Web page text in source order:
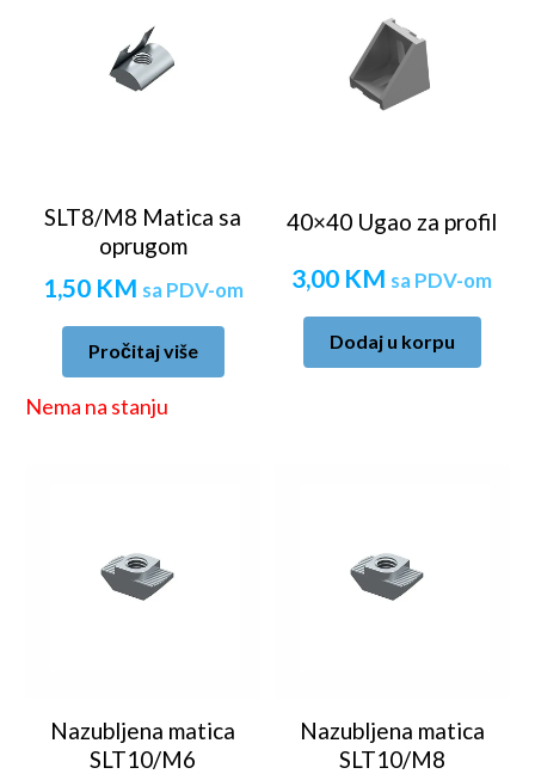
SLT8/M8 Matica sa
oprugom
1,50 KM sa PDV-om
Pročitaj više
Nema na stanju
40×40 Ugao za profil
3,00 KM sa PDV-om
Dodaj u korpu
Nazubljena matica
SLT10/M6
Nazubljena matica
SLT10/M8